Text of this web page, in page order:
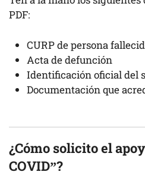
PDF:
CURP de persona
Acta de defunción
Identificación oficial del
Documentación que
¿Cómo solicito el
COVID”?